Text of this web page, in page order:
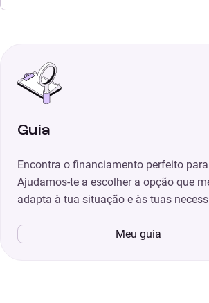
Guia
Encontra o financiamento perfeito
Ajudamos-te a escolher a opção que
adapta à tua situação e às tuas
Meu guia